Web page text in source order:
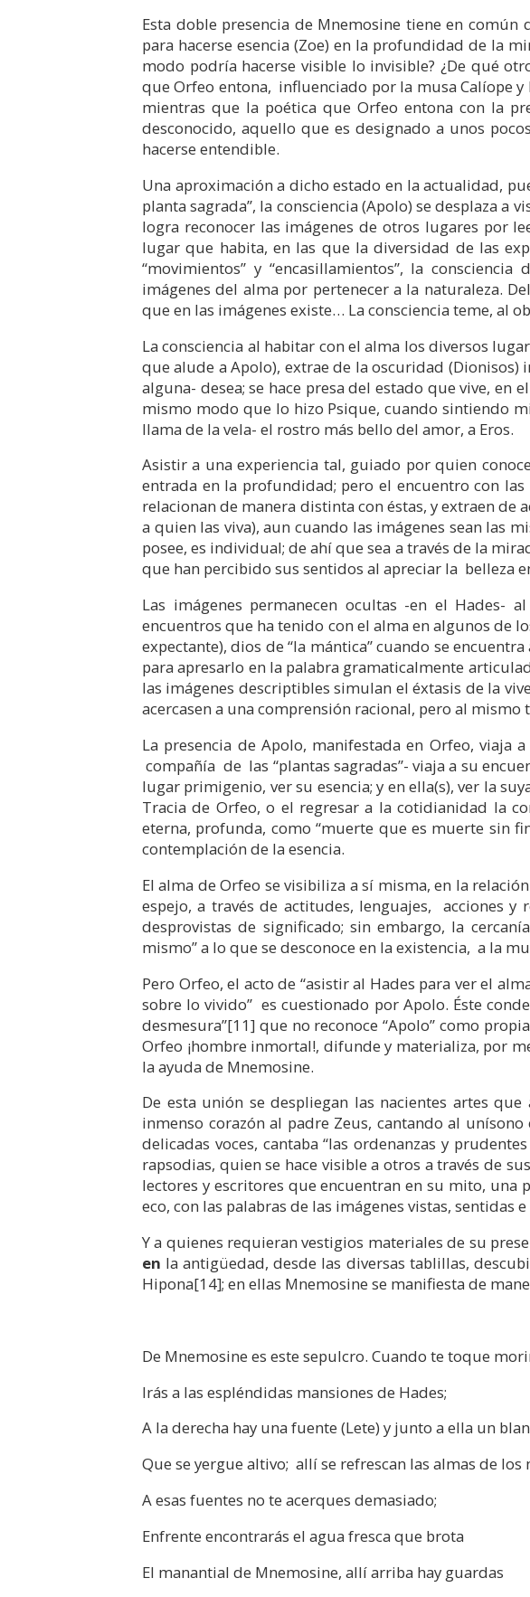
Esta doble presencia de Mnemosine tiene en
para hacerse esencia (Zoe) en la profundidad de la
modo podría hacerse visible lo invisible? ¿De qué
que Orfeo entona, influenciado por la musa Calíope y
mientras que la poética que Orfeo entona con la
desconocido, aquello que es designado a unos
hacerse entendible.
Una aproximación a dicho estado en la actualidad,
planta sagrada”, la consciencia (Apolo) se desplaza a
logra reconocer las imágenes de otros lugares por
lugar que habita, en las que la diversidad de las
“movimientos” y “encasillamientos”, la
imágenes del alma por pertenecer a la naturaleza.
que en las imágenes existe… La consciencia teme, al
La consciencia al habitar con el alma los diversos
que alude a Apolo), extrae de la oscuridad
alguna- desea; se hace presa del estado que vive,
mismo modo que lo hizo Psique, cuando sintiendo
llama de la vela- el rostro más bello del amor, a Eros.
Asistir a una experiencia tal, guiado por quien
entrada en la profundidad; pero el encuentro con
relacionan de manera distinta con éstas, y extraen
a quien las viva), aun cuando las imágenes sean las
posee, es individual; de ahí que sea a través de la
que han percibido sus sentidos al apreciar la belleza
Las imágenes permanecen ocultas -en el
encuentros que ha tenido con el alma en algunos de
expectante), dios de “la mántica” cuando se
para apresarlo en la palabra gramaticalmente
las imágenes descriptibles simulan el éxtasis de la
acercasen a una comprensión racional, pero al mismo
La presencia de Apolo, manifestada en Orfeo,
compañía de las “plantas sagradas”- viaja a su
lugar primigenio, ver su esencia; y en ella(s), ver la
Tracia de Orfeo, o el regresar a la cotidianidad la
eterna, profunda, como “muerte que es muerte sin
contemplación de la esencia.
El alma de Orfeo se visibiliza a sí misma, en la
espejo, a través de actitudes, lenguajes, acciones y
desprovistas de significado; sin embargo, la
mismo” a lo que se desconoce en la existencia, a la
Pero Orfeo, el acto de “asistir al Hades para ver el
sobre lo vivido” es cuestionado por Apolo. Éste
desmesura”[11] que no reconoce “Apolo” como
Orfeo ¡hombre inmortal!, difunde y materializa, por
la ayuda de Mnemosine.
De esta unión se despliegan las nacientes artes
inmenso corazón al padre Zeus, cantando al
delicadas voces, cantaba “las ordenanzas y
rapsodias, quien se hace visible a otros a través de
lectores y escritores que encuentran en su mito,
eco, con las palabras de las imágenes vistas,
Y a quienes requieran vestigios materiales de su
en la antigüedad, desde las diversas tablillas,
Hipona[14]; en ellas Mnemosine se manifiesta de
De Mnemosine es este sepulcro. Cuando te toque
Irás a las espléndidas mansiones de Hades;
A la derecha hay una fuente (Lete) y junto a ella un
Que se yergue altivo; allí se refrescan las almas de los
A esas fuentes no te acerques demasiado;
Enfrente encontrarás el agua fresca que brota
El manantial de Mnemosine, allí arriba hay guardas